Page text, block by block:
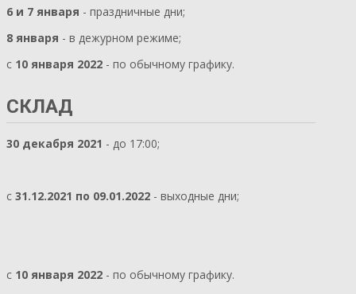
6 и 7 января - праздничные дни;
8 января - в дежурном режиме;
с 10 января 2022 - по обычному графику.
СКЛАД
30 декабря 2021 - до 17:00;
с 31.12.2021 по 09.01.2022 - выходные дни;
с 10 января 2022 - по обычному графику.